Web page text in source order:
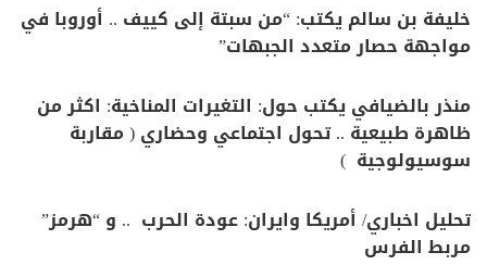
خليفة بن سالم يكتب: “من سبتة إلى كييف .. أوروبا في
مواجهة حصار متعدد الجبهات”
منذر بالضيافي يكتب حول: التغيرات المناخية: اكثر من
ظاهرة طبيعية .. تحول اجتماعي وحضاري ( مقاربة
سوسيولوجية )
تحليل اخباري/ أمريكا وايران: عودة الحرب .. و “هرمز”
مربط الفرس